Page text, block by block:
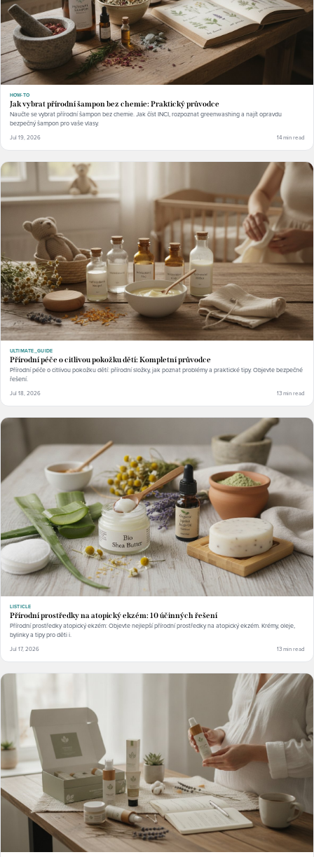
HOW-TO
Jak vybrat přírodní šampon bez chemie: Praktický průvodce
Naučte se vybrat přírodní šampon bez chemie. Jak číst INCI, rozpoznat greenwashing a najít opravdu
bezpečný šampon pro vaše vlasy.
Jul 19, 2026 14 min read
ULTIMATE_GUIDE
Přírodní péče o citlivou pokožku dětí: Kompletní průvodce
Přírodní péče o citlivou pokožku dětí: přírodní složky, jak poznat problémy a praktické tipy. Objevte bezpečné
řešení.
Jul 18, 2026 13 min read
LISTICLE
Přírodní prostředky na atopický ekzém: 10 účinných řešení
Přírodní prostředky atopický ekzém: Objevte nejlepší přírodní prostředky na atopický ekzém. Krémy, oleje,
bylinky a tipy pro děti i.
Jul 17, 2026 13 min read